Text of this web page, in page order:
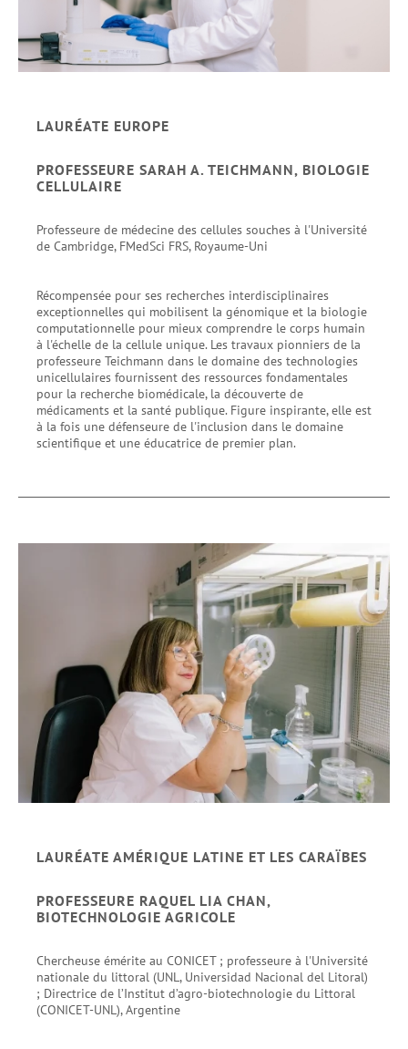
LAURÉATE EUROPE
PROFESSEURE SARAH A. TEICHMANN, BIOLOGIE
CELLULAIRE
Professeure de médecine des cellules souches à l'Université
de Cambridge, FMedSci FRS, Royaume-Uni
Récompensée pour ses recherches interdisciplinaires
exceptionnelles qui mobilisent la génomique et la biologie
computationnelle pour mieux comprendre le corps humain
à l'échelle de la cellule unique. Les travaux pionniers de la
professeure Teichmann dans le domaine des technologies
unicellulaires fournissent des ressources fondamentales
pour la recherche biomédicale, la découverte de
médicaments et la santé publique. Figure inspirante, elle est
à la fois une défenseure de l'inclusion dans le domaine
scientifique et une éducatrice de premier plan.
LAURÉATE AMÉRIQUE LATINE ET LES CARAÏBES
PROFESSEURE RAQUEL LIA CHAN,
BIOTECHNOLOGIE AGRICOLE
Chercheuse émérite au CONICET ; professeure à l'Université
nationale du littoral (UNL, Universidad Nacional del Litoral)
; Directrice de l’Institut d’agro-biotechnologie du Littoral
(CONICET-UNL), Argentine